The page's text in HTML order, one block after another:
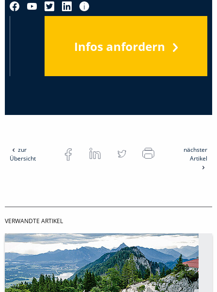
Infos anfordern
zur
Übersicht
nächster
Artikel
VERWANDTE ARTIKEL